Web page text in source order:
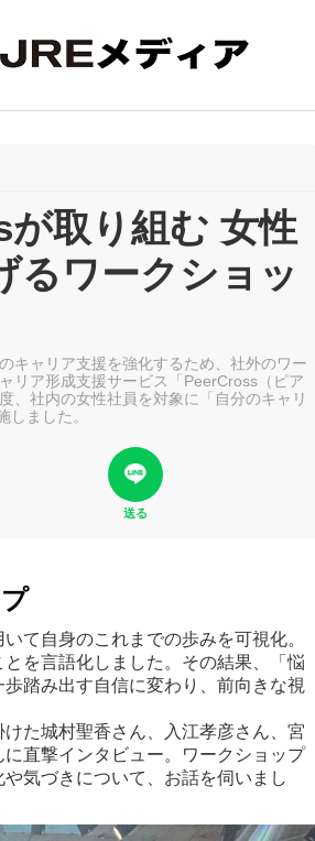
取り組む 女性
るワークショッ
キャリア支援を強化するため、社外のワー
リア形成支援サービス「PeerCross（ピア
、社内の女性社員を対象に「自分のキャリ
ました。
送る
て自身のこれまでの歩みを可視化。
を言語化しました。その結果、「悩
踏み出す自信に変わり、前向きな視
た城村聖香さん、入江孝彦さん、宮
直撃インタビュー。ワークショップ
気づきについて、お話を伺いまし